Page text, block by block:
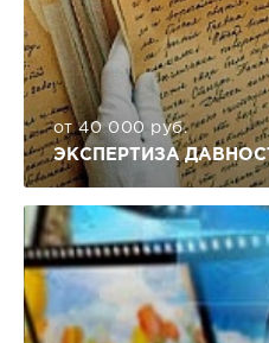
от 40 000 руб.
ЭКСПЕРТИЗА